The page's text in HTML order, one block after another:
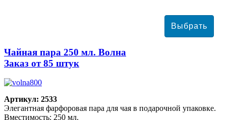
Чайная пара 250 мл. Волна
Заказ от 85 штук
Артикул: 2533
Элегантная фарфоровая пара для чая в подарочной упаковке.
Вместимость: 250 мл.